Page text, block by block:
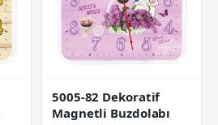
5005-82 Dekoratif
Magnetli Buzdolabı